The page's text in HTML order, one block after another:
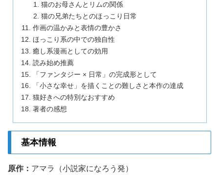
猫のお母さんとリムの関係
猫の兄弟たちとのほっこり日常
作画の温かみと表情の豊かさ
ほっこり系の中での独自性
癒し系漫画としての効用
読み始め推薦
「ファンタジー × 日常」の完成形として
「小さな幸せ」を描くことの難しさと本作の達成
猫好きへの特別なおすすめ
著者の感想
基本情報
原作： アマラ（小説家になろう発）